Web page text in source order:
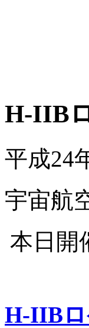
H-IIB
平成24
宇宙航
本日開
H-IIBロ